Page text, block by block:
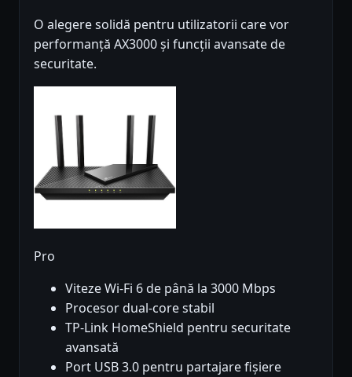
O alegere solidă pentru utilizatorii care vor
performanță AX3000 și funcții avansate de
securitate.
Pro
Viteze Wi-Fi 6 de până la 3000 Mbps
Procesor dual-core stabil
TP-Link HomeShield pentru securitate
avansată
Port USB 3.0 pentru partajare fișiere